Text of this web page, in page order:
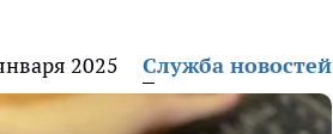
2025 Служба новостей